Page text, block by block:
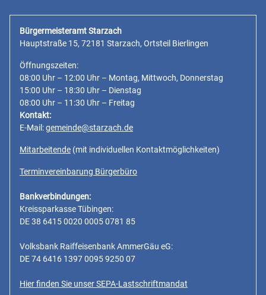
Bürgermeisteramt Starzach
Hauptstraße 15, 72181 Starzach, Ortsteil Bierlingen
Öffnungszeiten:
08:00 Uhr – 12:00 Uhr – Montag, Mittwoch, Donnerstag
15:00 Uhr – 18:30 Uhr – Dienstag
08:00 Uhr – 11:30 Uhr – Freitag
Kontakt:
E-Mail:gemeinde@starzach.de
Mitarbeitende (mit individuellen Kontaktmöglichkeiten)
Terminvereinbarung Bürgerbüro
Bankverbindungen:
Kreissparkasse Tübingen:
DE 38 6415 0020 0005 0781 85
Volksbank Raiffeisenbank AmmerGäu eG:
DE 74 6416 1397 0095 9250 07
Hier finden Sie unser SEPA-Lastschriftmandat